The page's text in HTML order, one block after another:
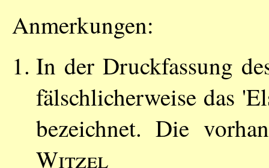
Anmerkungen:
In der Druckfassung
fälschlicherweise das
bezeichnet. Die
Witzel